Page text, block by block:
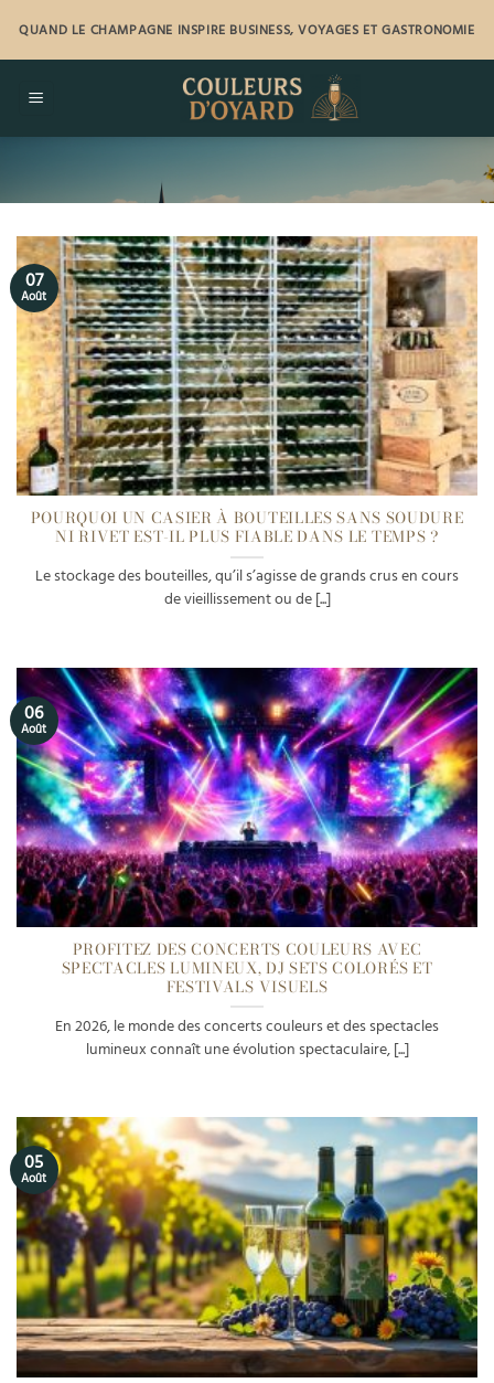
contenu
QUAND LE CHAMPAGNE INSPIRE BUSINESS, VOYAGES ET GASTRONOMIE
POURQUOI UN CASIER À BOUTEILLES SANS SOUDURE
NI RIVET EST-IL PLUS FIABLE DANS LE TEMPS ?
Le stockage des bouteilles, qu’il s’agisse de grands crus en cours
de vieillissement ou de [...]
07
Août
PROFITEZ DES CONCERTS COULEURS AVEC
SPECTACLES LUMINEUX, DJ SETS COLORÉS ET
FESTIVALS VISUELS
En 2026, le monde des concerts couleurs et des spectacles
lumineux connaît une évolution spectaculaire, [...]
06
Août
05
Août